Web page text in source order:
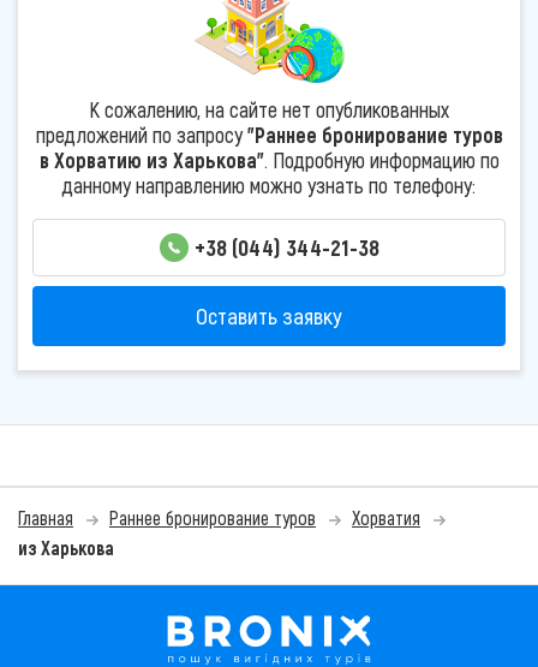
К сожалению, на сайте нет опубликованных
предложений по запросу"Раннее бронирование туров
в Хорватию из Харькова". Подробную информацию по
данному направлению можно узнать по телефону:
+38 (044) 344-21-38
Оставить заявку
Главная Раннее бронирование туров
Хорватия
из Харькова